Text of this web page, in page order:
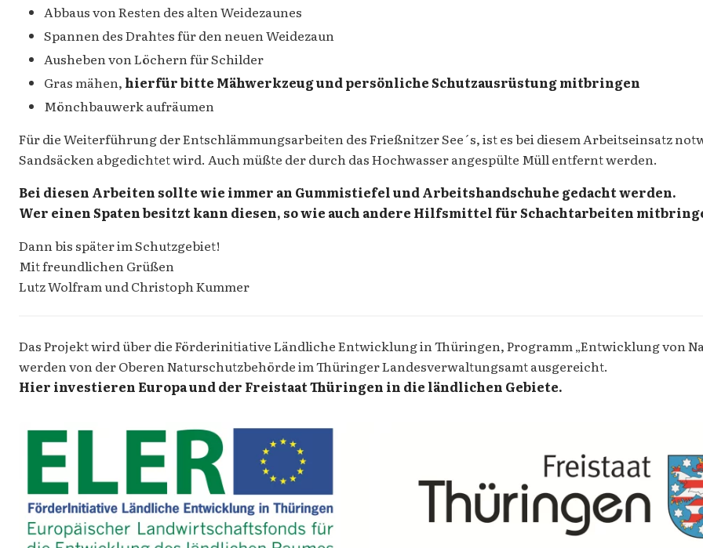
Abbaus von Resten des alten Weidezaunes
Spannen des Drahtes für den neuen Weidezaun
Ausheben von Löchern für Schilder
Gras mähen, hierfür bitte Mähwerkzeug und persönliche Schutzausrüstung mitbringen
Mönchbauwerk aufräumen
Für die Weiterführung der Entschlämmungsarbeiten des Frießnitzer See´s, ist es bei diesem Arbeitseinsatz
Sandsäcken abgedichtet wird. Auch müßte der durch das Hochwasser angespülte Müll entfernt werden.
Bei diesen Arbeiten sollte wie immer an Gummistiefel und Arbeitshandschuhe gedacht werden.
Wer einen Spaten besitzt kann diesen, so wie auch andere Hilfsmittel für Schachtarbeiten
Dann bis später im Schutzgebiet!
Mit freundlichen Grüßen
Lutz Wolfram und Christoph Kummer
Das Projekt wird über die Förderinitiative Ländliche Entwicklung in Thüringen, Programm „Entwicklung von
werden von der Oberen Naturschutzbehörde im Thüringer Landesverwaltungsamt ausgereicht.
Hier investieren Europa und der Freistaat Thüringen in die ländlichen Gebiete.